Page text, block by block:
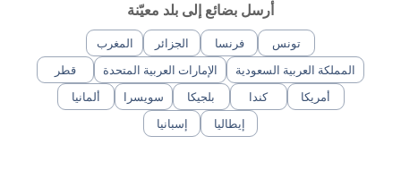
أرسل بضائع إلى بلد معيّنة
تونس فرنسا الجزائر
المغرب
المملكة العربية السعودية
الإمارات العربية المتحدة
قطر
أمريكا
كندا بلجيكا سويسرا
ألمانيا
إيطاليا
إسبانيا